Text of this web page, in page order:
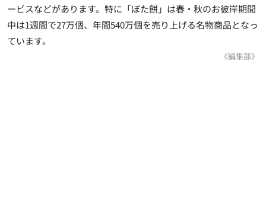
ービスなどがあります。特に「ぼた餅」は春・秋のお彼岸期間
中は1週間で27万個、年間540万個を売り上げる名物商品となっ
ています。
《編集部》